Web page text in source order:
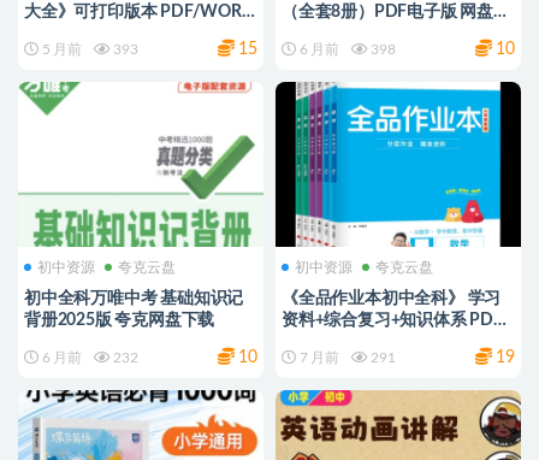
大全》可打印版本 PDF/WORD
5 月前 393 15
（全套8册）PDF电子版 网盘下
6 月前 398 10
初中资源 夸克云盘
初中全科万唯中考 基础知识记
背册2025版 夸克网盘下载
6 月前 232 10
初中资源 夸克云盘
《全品作业本初中全科》 学习
资料+综合复习+知识体系 PDF
7 月前 291 19